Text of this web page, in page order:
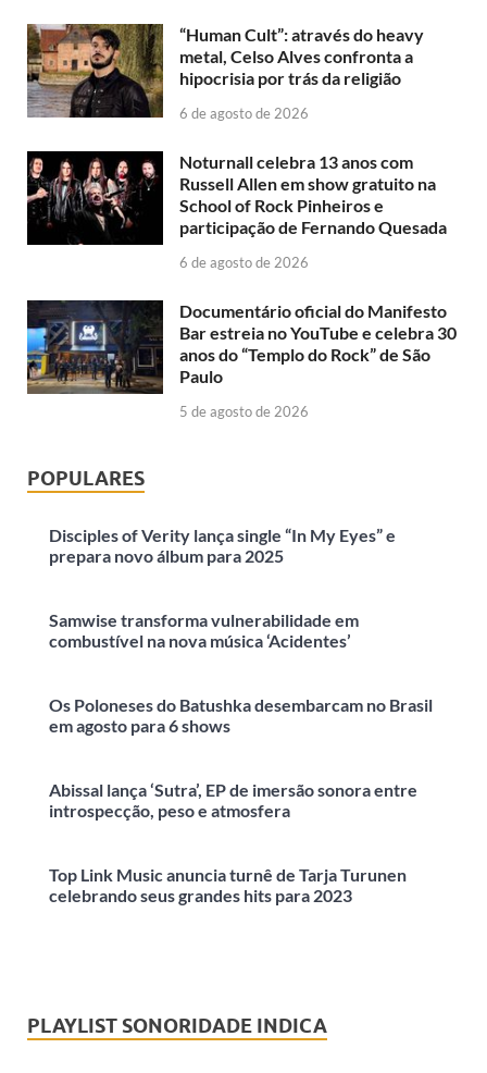
“Human Cult”: através do heavy
metal, Celso Alves confronta a
hipocrisia por trás da religião
6 de agosto de 2026
Noturnall celebra 13 anos com
Russell Allen em show gratuito na
School of Rock Pinheiros e
participação de Fernando Quesada
6 de agosto de 2026
Documentário oficial do Manifesto
Bar estreia no YouTube e celebra 30
anos do “Templo do Rock” de São
Paulo
5 de agosto de 2026
POPULARES
Disciples of Verity lança single “In My Eyes” e
prepara novo álbum para 2025
Samwise transforma vulnerabilidade em
combustível na nova música ‘Acidentes’
Os Poloneses do Batushka desembarcam no Brasil
em agosto para 6 shows
Abissal lança ‘Sutra’, EP de imersão sonora entre
introspecção, peso e atmosfera
Top Link Music anuncia turnê de Tarja Turunen
celebrando seus grandes hits para 2023
PLAYLIST SONORIDADE INDICA